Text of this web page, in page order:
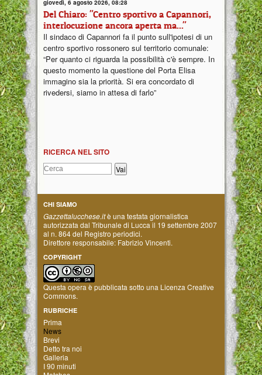
giovedì, 6 agosto 2026, 08:28
Del Chiaro: "Centro sportivo a Capannori,
interlocuzione ancora aperta ma..."
Il sindaco di Capannori fa il punto sull'ipotesi di un
centro sportivo rossonero sul territorio comunale:
“Per quanto ci riguarda la possibilità c'è sempre. In
questo momento la questione del Porta Elisa
immagino sia la priorità. Si era concordato di
rivedersi, siamo in attesa di farlo”
RICERCA NEL SITO
CHI SIAMO
Gazzettalucchese.itè una testata giornalistica
autorizzata dal Tribunale di Lucca il 19 settembre 2007
al n. 864 del Registro periodici.
Direttore responsabile: Fabrizio Vincenti.
COPYRIGHT
Questa opera è pubblicata sotto una Licenza Creative
Commons.
RUBRICHE
Prima
News
Brevi
Detto tra noi
Galleria
I 90 minuti